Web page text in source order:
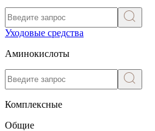
Уходовые средства
Аминокислоты
Комплексные
Общие